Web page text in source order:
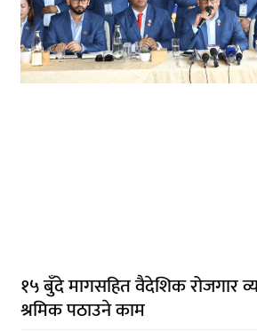
१५ बुँदे मागसहित वैदेशिक रोजगार
श्रमिक पठाउने काम